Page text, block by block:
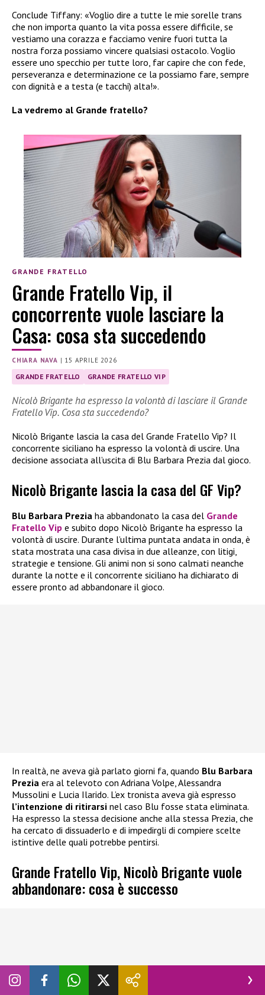
Conclude Tiffany: «Voglio dire a tutte le mie sorelle trans
che non importa quanto la vita possa essere difficile, se
vestiamo una corazza e facciamo venire fuori tutta la
nostra forza possiamo vincere qualsiasi ostacolo. Voglio
essere uno specchio per tutte loro, far capire che con fede,
perseveranza e determinazione ce la possiamo fare, sempre
con dignità e a testa (e tacchi) alta!».
La vedremo al Grande fratello?
GRANDE FRATELLO
Grande Fratello Vip, il
concorrente vuole lasciare la
Casa: cosa sta succedendo
CHIARA NAVA | 15 APRILE 2026
GRANDE FRATELLO GRANDE FRATELLO VIP
Nicolò Brigante ha espresso la volontà di lasciare il Grande
Fratello Vip. Cosa sta succedendo?
Nicolò Brigante lascia la casa del Grande Fratello Vip? Il
concorrente siciliano ha espresso la volontà di uscire. Una
decisione associata all’uscita di Blu Barbara Prezia dal gioco.
Nicolò Brigante lascia la casa del GF Vip?
Blu Barbara Prezia ha abbandonato la casa del Grande
Fratello Vip e subito dopo Nicolò Brigante ha espresso la
volontà di uscire. Durante l’ultima puntata andata in onda, è
stata mostrata una casa divisa in due alleanze, con litigi,
strategie e tensione. Gli animi non si sono calmati neanche
durante la notte e il concorrente siciliano ha dichiarato di
essere pronto ad abbandonare il gioco.
In realtà, ne aveva già parlato giorni fa, quando Blu Barbara
Prezia era al televoto con Adriana Volpe, Alessandra
Mussolini e Lucia Ilarido. L’ex tronista aveva già espresso
l’intenzione di ritirarsi nel caso Blu fosse stata eliminata.
Ha espresso la stessa decisione anche alla stessa Prezia, che
ha cercato di dissuaderlo e di impedirgli di compiere scelte
istintive delle quali potrebbe pentirsi.
Grande Fratello Vip, Nicolò Brigante vuole
abbandonare: cosa è successo